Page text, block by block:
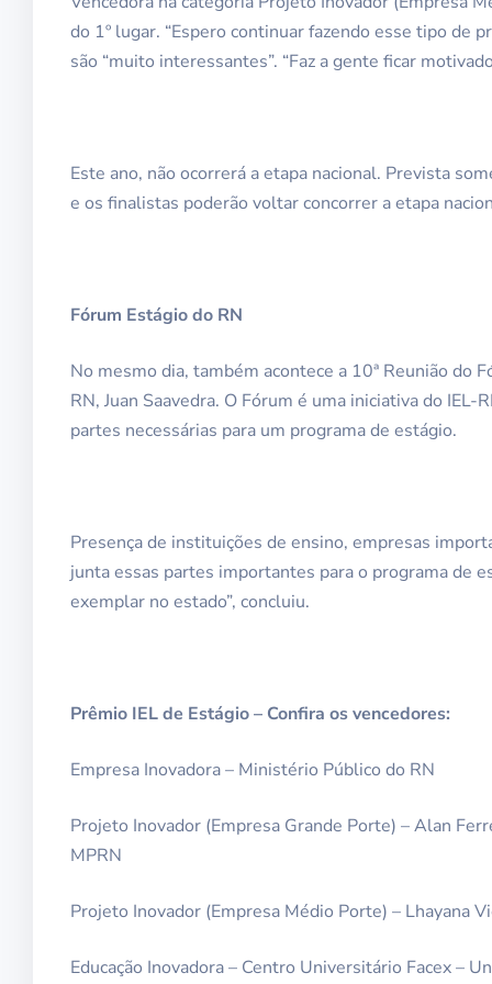
do 1º lugar. “Espero continuar fazendo esse tipo de
são “muito interessantes”. “Faz a gente ficar
Este ano, não ocorrerá a etapa nacional. Prevista
e os finalistas poderão voltar concorrer a etapa
Fórum Estágio do RN
No mesmo dia, também acontece a 10ª Reunião do
RN, Juan Saavedra. O Fórum é uma iniciativa do
partes necessárias para um programa de estágio.
Presença de instituições de ensino, empresas
junta essas partes importantes para o programa de
exemplar no estado”, concluiu.
Prêmio IEL de Estágio – Confira os vencedores:
Empresa Inovadora – Ministério Público do RN
Projeto Inovador (Empresa Grande Porte) – Alan
MPRN
Projeto Inovador (Empresa Médio Porte) – Lhayana
Educação Inovadora – Centro Universitário Facex –